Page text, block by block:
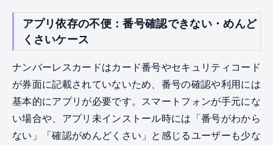
アプリ依存の不便：番号確認できない・めんど
くさいケース
ナンバーレスカードはカード番号やセキュリティコード
が券面に記載されていないため、番号の確認や利用には
基本的にアプリが必要です。スマートフォンが手元にな
い場合や、アプリ未インストール時には「番号がわから
ない」「確認がめんどくさい」と感じるユーザーも少な